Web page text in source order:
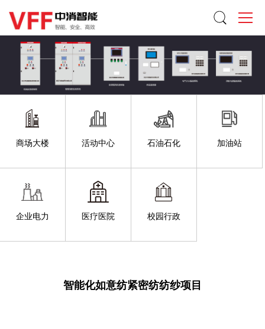
商场大楼 活动中心 石油石化 加油站
企业电力 医疗医院 校园行政
智能化如意纺紧密纺纺纱项目